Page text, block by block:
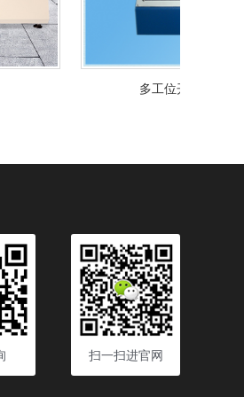
工位开关寿命试验机...
扫一扫进官网